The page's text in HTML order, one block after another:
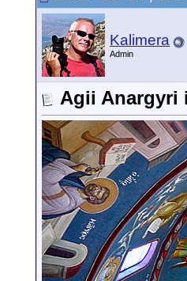
Kalimera
Admin
Agii Anargyri